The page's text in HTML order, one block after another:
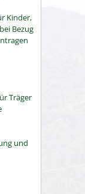
Kinder,
Bezug
Träger
und